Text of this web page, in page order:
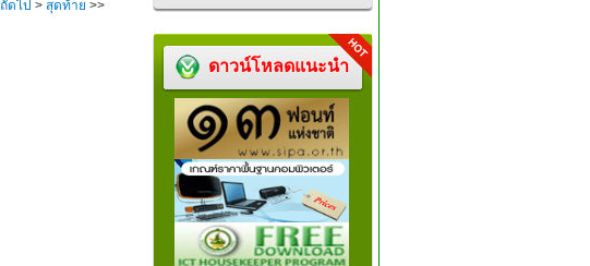
ถัดไป > สุดท้าย >>
ดาวน์โหลดแนะนำ